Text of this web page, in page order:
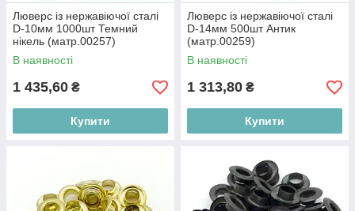
Люверс із нержавіючої сталі
D-10мм 1000шт Темний
нікель (матр.00257)
В наявності
1 435,60 ₴
Купити
Люверс із нержавіючої сталі
D-14мм 500шт Антик
(матр.00259)
В наявності
1 313,80 ₴
Купити